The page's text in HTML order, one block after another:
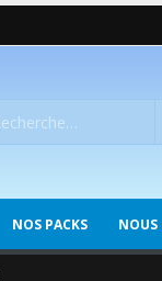
NOS PACKS NOUS